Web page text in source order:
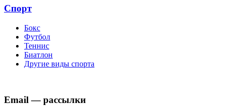
Спорт
Бокс
Футбол
Теннис
Биатлон
Другие виды спорта
Email — рассылки